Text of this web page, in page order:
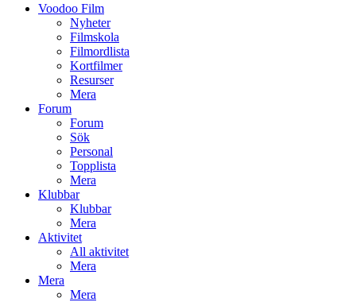
Voodoo Film
Nyheter
Filmskola
Filmordlista
Kortfilmer
Resurser
Mera
Forum
Forum
Sök
Personal
Topplista
Mera
Klubbar
Klubbar
Mera
Aktivitet
All aktivitet
Mera
Mera
Mera